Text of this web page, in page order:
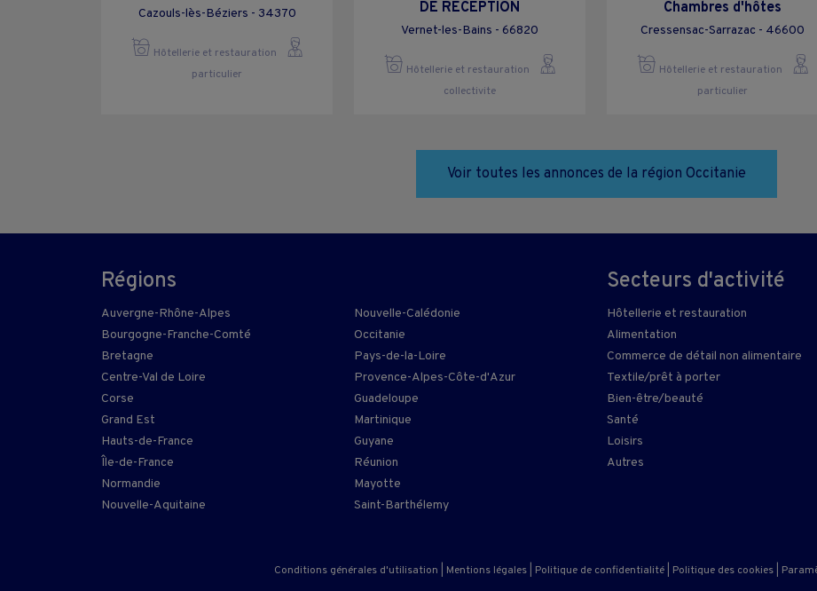
Cazouls-lès-Béziers - 34370
Hôtellerie et restauration
particulier
DE RECEPTION
Vernet-les-Bains - 66820
Hôtellerie et restauration
collectivite
Chambres d'hôtes
Cressensac-Sarrazac - 46600
Hôtellerie et restauration
particulier
Voir toutes les annonces de la région Occitanie
Régions
Auvergne-Rhône-Alpes
Bourgogne-Franche-Comté
Bretagne
Centre-Val de Loire
Corse
Grand Est
Hauts-de-France
Île-de-France
Normandie
Nouvelle-Aquitaine
Nouvelle-Calédonie
Occitanie
Pays-de-la-Loire
Provence-Alpes-Côte-d'Azur
Guadeloupe
Martinique
Guyane
Réunion
Mayotte
Saint-Barthélemy
Secteurs d'activité
Hôtellerie et restauration
Alimentation
Commerce de détail non alimentaire
Textile/prêt à porter
Bien-être/beauté
Santé
Loisirs
Autres
Conditions générales d'utilisation Mentions légales Politique de confidentialité Politique des cookies